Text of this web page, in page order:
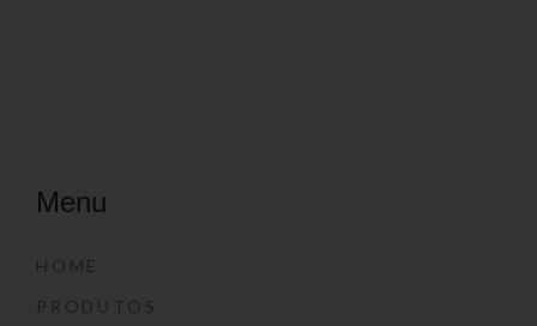
Menu
HOME
PRODUTOS